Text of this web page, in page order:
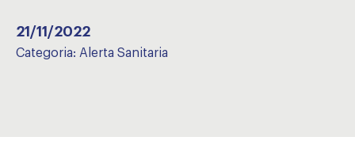
21/11/2022
Categoria: Alerta Sanitaria